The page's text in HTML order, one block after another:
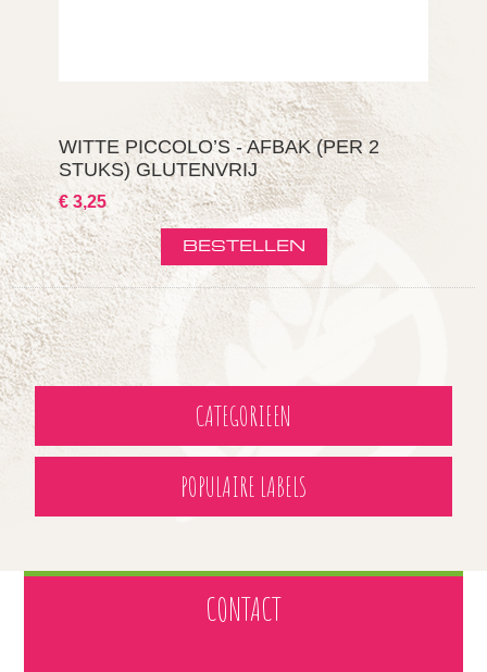
WITTE PICCOLO’S - AFBAK (PER 2
STUKS) GLUTENVRIJ
€ 3,25
CATEGORIEEN
POPULAIRE LABELS
CONTACT